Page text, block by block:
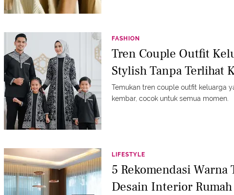
FASHION
Tren Couple Outfit
Stylish Tanpa Terlihat
Temukan tren couple outfit keluarga
kembar, cocok untuk semua momen.
LIFESTYLE
5 Rekomendasi
Desain Interior Rumah